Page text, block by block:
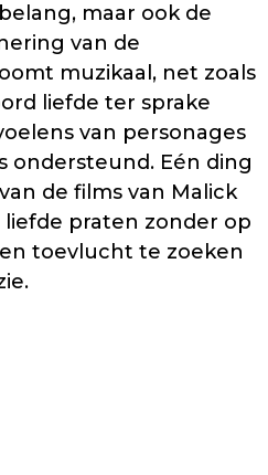
maar ook de
van de
muzikaal, net zoals
liefde ter sprake
van personages
ondersteund. Eén ding
de films van Malick
praten zonder op
toevlucht te zoeken